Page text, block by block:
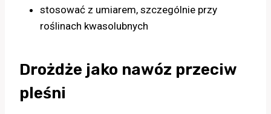
stosować z umiarem, szczególnie przy
roślinach kwasolubnych
Drożdże jako nawóz przeciw
pleśni